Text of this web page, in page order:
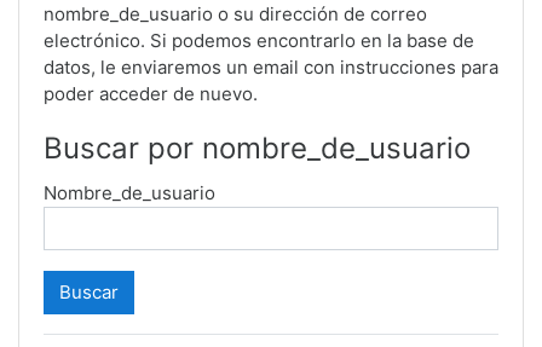
nombre_de_usuario o su dirección de correo
electrónico. Si podemos encontrarlo en la base de
datos, le enviaremos un email con instrucciones para
poder acceder de nuevo.
Buscar por nombre_de_usuario
Nombre_de_usuario